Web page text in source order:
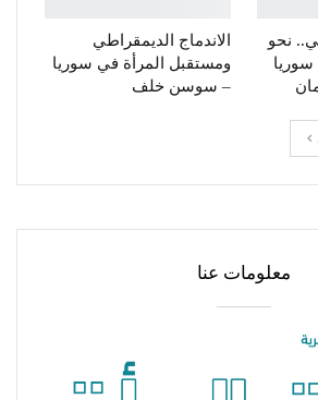
نحو
الاندماج الديمقراطي
ومستقبل المرأة في سوريا
– سوسن خلف
معلومات عنا